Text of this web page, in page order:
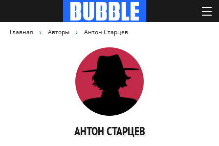
Главная Авторы Антон Старцев
АНТОН СТАРЦЕВ